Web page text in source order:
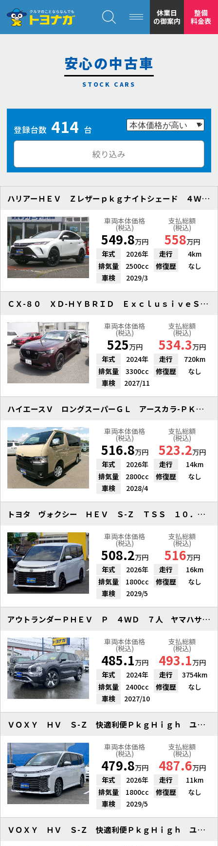
安心の
休業日
の御案内
整備
料金表
安心の中古車
登録台数 414 台
絞り込み
ハリアーＨＥＶ Ｚレザーｐｋｇナイトシェード ４ＷＤ 純正ナビＴＶ
車両本体価格
(税込)
549.8万円
支払総額
(税込)
558万円
年式
2026年 走行
4km
排気量
2500cc 修復歴
なし
車検
2029/3
ＣＸ-８０ ＸＤ-ＨＹＢＲＩＤ ＥｘｃｌｕｓｉｖｅＳｐｏｒｔｓ ４ＷＤ
車両本体価格
(税込)
525万円
支払総額
(税込)
534.3万円
年式
2024年 走行
720km
排気量
3300cc 修復歴
なし
車検
2027/11
ハイエースＶ ロングスーパーＧＬ アースカラ-ＰＫＧ ４ＷＤ ＷＰＳＤ
車両本体価格
(税込)
516.8万円
支払総額
(税込)
523.2万円
年式
2026年 走行
14km
排気量
2800cc 修復歴
なし
車検
2028/4
トヨタ ヴォクシー ＨＥＶ Ｓ-Ｚ ＴＳＳ １０．５インチナビ 後席Ｍ
車両本体価格
(税込)
508.2万円
支払総額
(税込)
516万円
年式
2026年 走行
16km
排気量
1800cc 修復歴
なし
車検
2029/5
アウトランダーＰＨＥＶ Ｐ ４ＷＤ ７人 ヤマハサウンド サンルーフ
車両本体価格
(税込)
485.1万円
支払総額
(税込)
493.1万円
年式
2024年 走行
3754km
排気量
2400cc 修復歴
なし
車検
2027/10
ＶＯＸＹ ＨＶ Ｓ-Ｚ 快適利便ＰｋｇＨｉｇｈ ユニバーサルステップ
車両本体価格
(税込)
479.8万円
支払総額
(税込)
487.6万円
年式
2026年 走行
11km
排気量
1800cc 修復歴
なし
車検
2029/5
ＶＯＸＹ ＨＶ Ｓ-Ｚ 快適利便ＰｋｇＨｉｇｈ ユニバーサルステップ